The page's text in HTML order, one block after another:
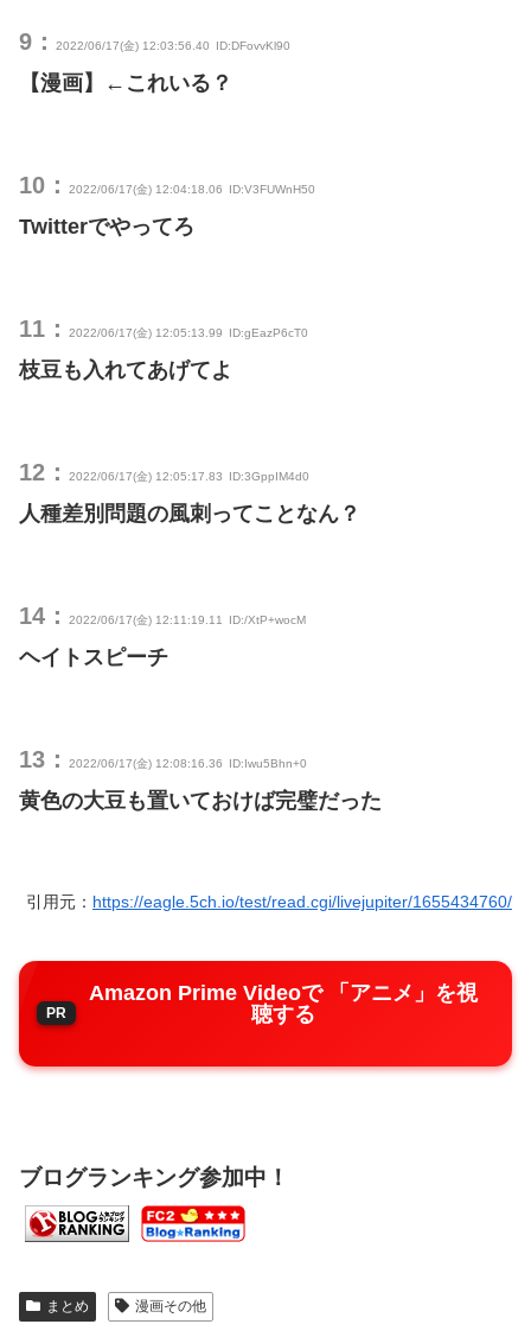
9： 2022/06/17(金) 12:03:56.40 ID:DFovvKl90
【漫画】←これいる？
10： 2022/06/17(金) 12:04:18.06 ID:V3FUWnH50
Twitterでやってろ
11： 2022/06/17(金) 12:05:13.99 ID:gEazP6cT0
枝豆も入れてあげてよ
12： 2022/06/17(金) 12:05:17.83 ID:3GppIM4d0
人種差別問題の風刺ってことなん？
14： 2022/06/17(金) 12:11:19.11 ID:/XtP+wocM
ヘイトスピーチ
13： 2022/06/17(金) 12:08:16.36 ID:Iwu5Bhn+0
黄色の大豆も置いておけば完璧だった
引用元： https://eagle.5ch.io/test/read.cgi/livejupiter/1655434760/
Amazon Prime Videoで 「アニメ」を視
聴する
ブログランキング参加中！
まとめ 漫画その他